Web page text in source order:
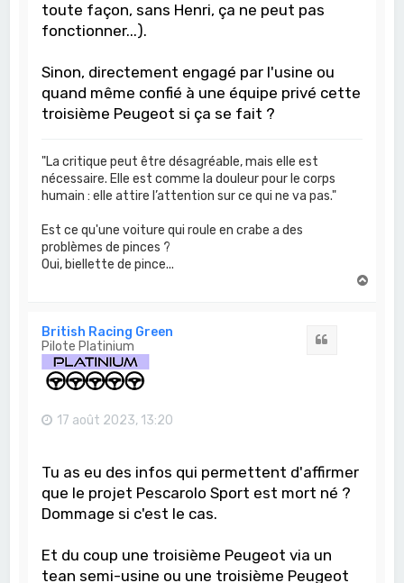
toute façon, sans Henri, ça ne peut pas
fonctionner...).
Sinon, directement engagé par l'usine ou
quand même confié à une équipe privé cette
troisième Peugeot si ça se fait ?
"La critique peut être désagréable, mais elle est
nécessaire. Elle est comme la douleur pour le corps
humain : elle attire l’attention sur ce qui ne va pas."
Est ce qu'une voiture qui roule en crabe a des
problèmes de pinces ?
Oui, biellette de pince...
British Racing Green
Pilote Platinium
17 août 2023, 13:20
Tu as eu des infos qui permettent d'affirmer
que le projet Pescarolo Sport est mort né ?
Dommage si c'est le cas.
Et du coup une troisième Peugeot via un
tean semi-usine ou une troisième Peugeot